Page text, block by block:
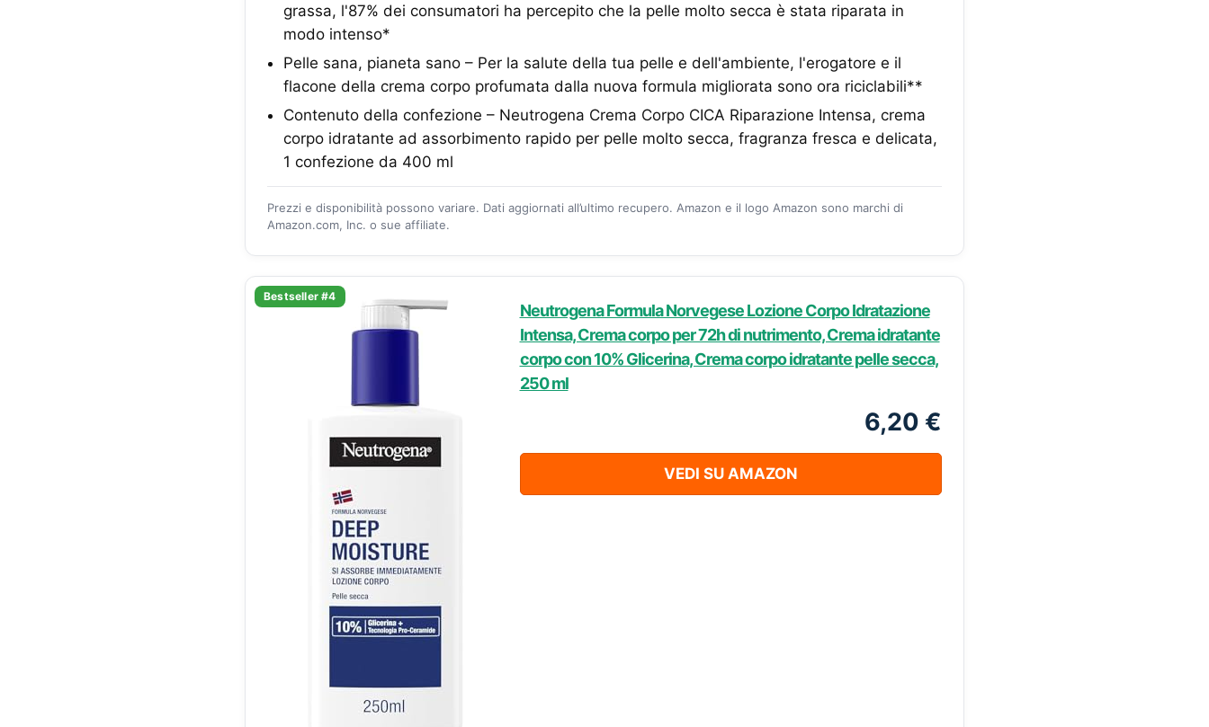
grassa, l'87% dei consumatori ha percepito che la pelle molto secca è stata riparata in
modo intenso*
Pelle sana, pianeta sano – Per la salute della tua pelle e dell'ambiente, l'erogatore e il
flacone della crema corpo profumata dalla nuova formula migliorata sono ora riciclabili**
Contenuto della confezione – Neutrogena Crema Corpo CICA Riparazione Intensa, crema
corpo idratante ad assorbimento rapido per pelle molto secca, fragranza fresca e delicata,
1 confezione da 400 ml
Prezzi e disponibilità possono variare. Dati aggiornati all’ultimo recupero. Amazon e il logo Amazon sono marchi di
Amazon.com, Inc. o sue affiliate.
Bestseller #4
Neutrogena Formula Norvegese Lozione Corpo Idratazione
Intensa, Crema corpo per 72h di nutrimento, Crema idratante
corpo con 10% Glicerina, Crema corpo idratante pelle secca,
250 ml
6,20 €
VEDI SU AMAZON